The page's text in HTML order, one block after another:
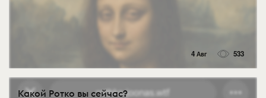
4 Авг 533
Какой Ротко вы сейчас?